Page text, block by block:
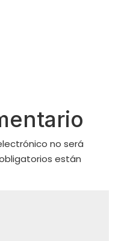
no será
están